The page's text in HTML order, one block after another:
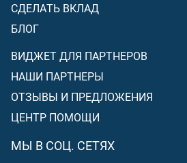
СДЕЛАТЬ ВКЛАД
БЛОГ
ВИДЖЕТ ДЛЯ ПАРТНЕРОВ
НАШИ ПАРТНЕРЫ
ОТЗЫВЫ И ПРЕДЛОЖЕНИЯ
ЦЕНТР ПОМОЩИ
МЫ В СОЦ. СЕТЯХ